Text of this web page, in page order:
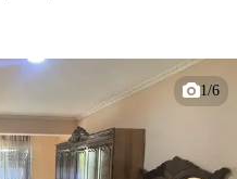
1/6